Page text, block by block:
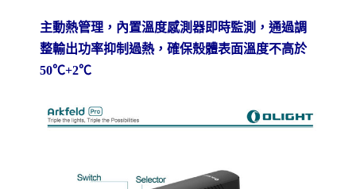
主動熱管理，內置溫度感測器即時監測，通過調
整輸出功率抑制過熱，確保殼體表面溫度不高於
50℃+2℃